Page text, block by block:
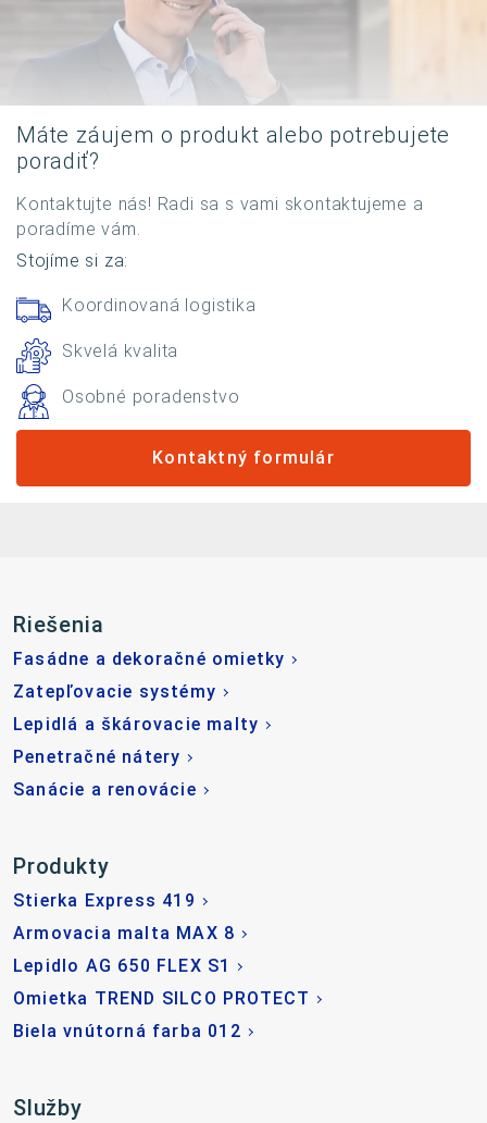
Máte záujem o produkt alebo potrebujete
poradiť?
Kontaktujte nás! Radi sa s vami skontaktujeme a
poradíme vám.
Stojíme si za:
Koordinovaná logistika
Skvelá kvalita
Osobné poradenstvo
Kontaktný formulár
Riešenia
Fasádne a dekoračné omietky
Zatepľovacie systémy
Lepidlá a škárovacie malty
Penetračné nátery
Sanácie a renovácie
Produkty
Stierka Express 419
Armovacia malta MAX 8
Lepidlo AG 650 FLEX S1
Omietka TREND SILCO PROTECT
Biela vnútorná farba 012
Služby